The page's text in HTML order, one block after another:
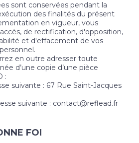
sont conservées pendant la
des finalités du présent
en vigueur, vous
de rectification, d'opposition,
et d'effacement de vos
en outre adresser toute
d’une copie d’une pièce
:
suivante : 67 Rue Saint-Jacques
suivante : contact@reflead.fr
FOI